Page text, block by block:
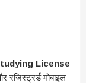
License
मोबाइल